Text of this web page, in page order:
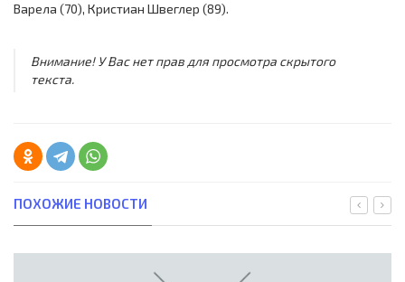
Варела (70), Кристиан Швеглер (89).
Внимание! У Вас нет прав для просмотра скрытого
текста.
ПОХОЖИЕ НОВОСТИ